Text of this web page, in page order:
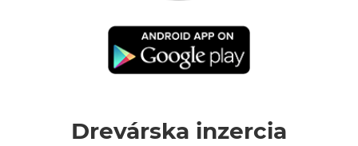
Drevárska inzercia